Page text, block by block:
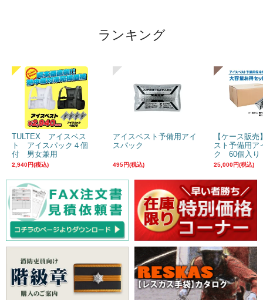
ランキング
TULTEX アイスベス
ト アイスパック４個
付 男女兼用
2,940円(税込)
アイスベスト予備用アイ
スパック
495円(税込)
【ケース販
スト予備用ア
ク 60個入り
25,000円(税込)